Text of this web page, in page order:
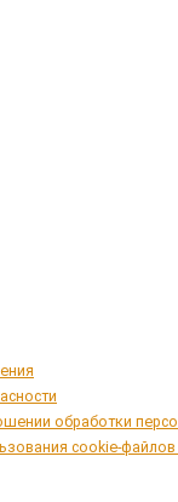
обработки
cookie-файлов